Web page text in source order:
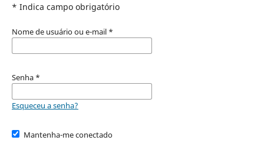
* Indica campo obrigatório
Nome de usuário ou e-mail *
Senha *
Esqueceu a senha?
Mantenha-me conectado